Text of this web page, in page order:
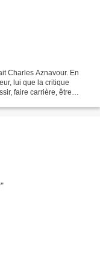
Charles Aznavour. En
lui que la critique
faire carrière, être